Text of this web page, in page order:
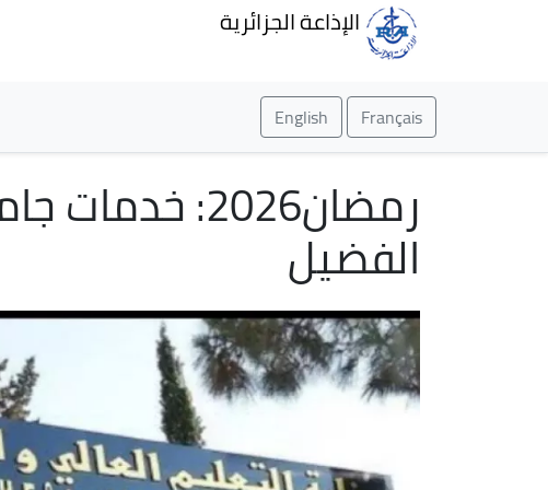
الإذاعة الجزائرية
Français
English
رمضان2026:
الفضيل